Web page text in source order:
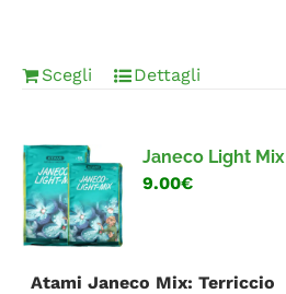
Scegli Dettagli
Janeco Light Mix
9.00€
Atami Janeco Mix: Terriccio